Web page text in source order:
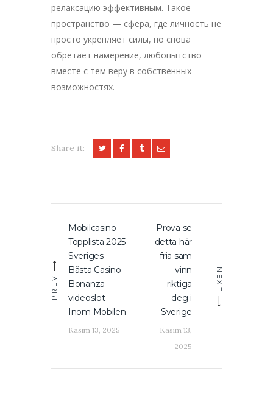
релаксацию эффективным. Такое
пространство — сфера, где личность не
просто укрепляет силы, но снова
обретает намерение, любопытство
вместе с тем веру в собственных
возможностях.
Share it:
gezinmesi
PREV
Previous
post:
Mobilcasino
Topplista 2025
Sveriges
Bästa Casino
Bonanza
videoslot
Inom Mobilen
Kasım 13, 2025
NEXT
Prova se
detta här
fria sam
vinn
riktiga
deg i
Sverige
Kasım 13,
2025